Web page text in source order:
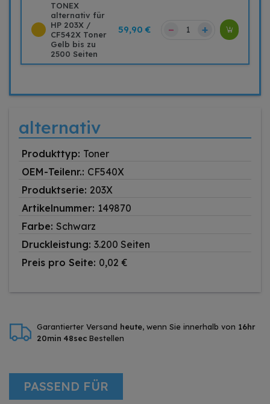
TONEX
alternativ für
HP 203X /
CF542X Toner
Gelb bis zu
2500 Seiten
59,90 € – +
alternativ
Produkttyp: Toner
OEM-Teilenr.: CF540X
Produktserie: 203X
Artikelnummer: 149870
Farbe: Schwarz
Druckleistung: 3.200 Seiten
Preis pro Seite: 0,02 €
Garantierter Versand heute, wenn Sie innerhalb von 16hr
20min 47secBestellen
PASSEND FÜR